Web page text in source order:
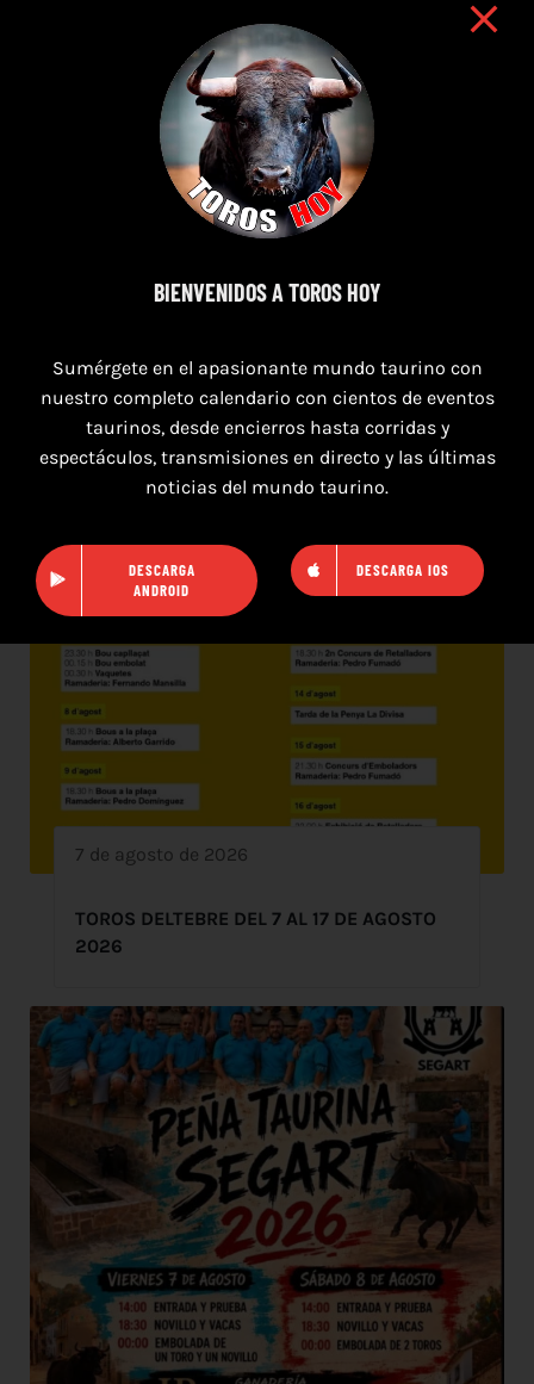
7 de agosto de 2026
TOROS DELTEBRE DEL 7 AL 17 DE AGOSTO
2026
BIENVENIDOS A TOROS HOY
Sumérgete en el apasionante mundo taurino con
nuestro completo calendario con cientos de eventos
taurinos, desde encierros hasta corridas y
espectáculos, transmisiones en directo y las últimas
noticias del mundo taurino.
DESCARGA
ANDROID
DESCARGA IOS